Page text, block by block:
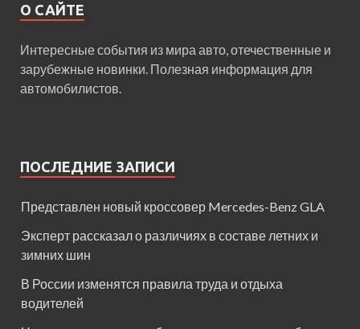
О САЙТЕ
Интересные события из мира авто, отечественные и
зарубежные новинки. Полезная информация для
автомобилистов.
ПОСЛЕДНИЕ ЗАПИСИ
Представлен новый кроссовер Mercedes-Benz GLA
Эксперт рассказал о различиях в составе летних и
зимних шин
В России изменятся правила труда и отдыха
водителей